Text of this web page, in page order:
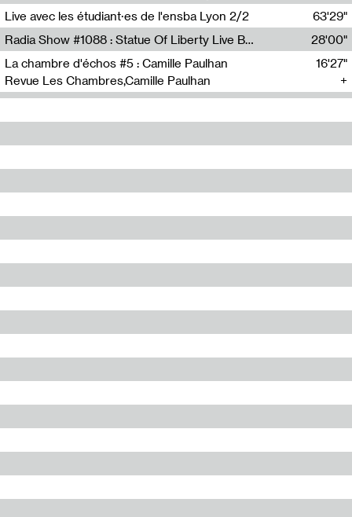
Live avec les étudiant·es de l'ensba Lyon 2/2
63'29"
Radia Show #1088 : Statue Of Liberty Live By Ed Baxter (Resonance)
Resonance
28'00"
La chambre d'échos #5 : Camille Paulhan
Revue Les Chambres,Camille Paulhan
16'27"